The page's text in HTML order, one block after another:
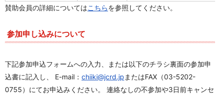
賛助会員の詳細についてはこちらを参照してください。
参加申し込みについて
下記参加申込フォームへの入力、または以下のチラシ裏面の参加申
込書に記入し、 E-mail： chiiki@jcrd.jp またはFAX（03-5202-
0755）にてお申込みください。 連絡なしの不参加や3日前キャンセ